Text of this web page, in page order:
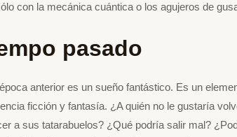
con la mecánica cuántica o los agujeros de
pasado
anterior es un sueño fantástico. Es un
ficción y fantasía. ¿A quién no le gustaría
a sus tatarabuelos? ¿Qué podría salir mal?